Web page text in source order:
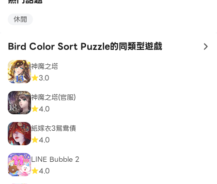
休閒
Bird Color Sort Puzzle的同類型遊戲 to
神魔之塔
3.0
神魔之塔(官服)
4.0
紙嫁衣3鴛鴦債
4.0
LINE Bubble 2
4.0